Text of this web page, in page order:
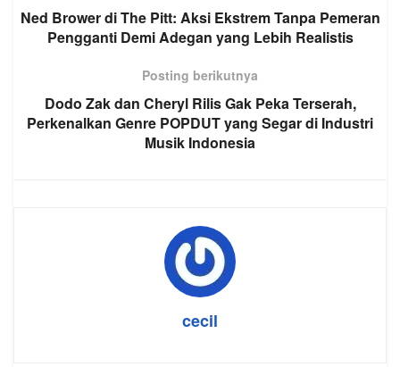
Ned Brower di The Pitt: Aksi Ekstrem Tanpa Pemeran
Pengganti Demi Adegan yang Lebih Realistis
Posting berikutnya
Dodo Zak dan Cheryl Rilis Gak Peka Terserah,
Perkenalkan Genre POPDUT yang Segar di Industri
Musik Indonesia
cecil